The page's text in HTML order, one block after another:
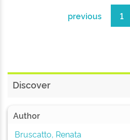
previous 1
Discover
Author
Bruscatto, Renata